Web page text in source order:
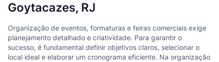
Goytacazes, RJ
Organização de eventos, formaturas e feiras comerciais exige
planejamento detalhado e criatividade. Para garantir o
sucesso, é fundamental definir objetivos claros, selecionar o
local ideal e elaborar um cronograma eficiente. Na organização